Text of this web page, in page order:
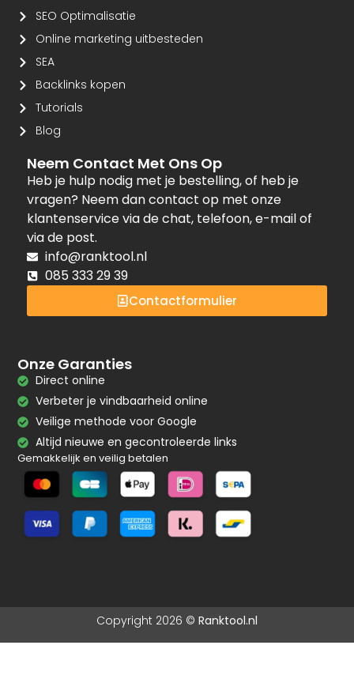
SEO Optimalisatie
Online marketing uitbesteden
SEA
Backlinks kopen
Tutorials
Blog
Neem Contact Met Ons Op
Heb je hulp nodig met je bestelling, of heb je
vragen? Neem dan contact op met onze
klantenservice via de chat, telefoon, e-mail of
via de post.
info@ranktool.nl
085 333 29 39
Contactformulier
Onze Garanties
Direct online
Verbeter je vindbaarheid online
Veilige methode voor Google
Altijd nieuwe en gecontroleerde links
Gemakkelijk en veilig betalen
Copyright 2026 © Ranktool.nl